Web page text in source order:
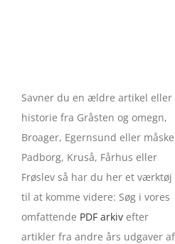
Savner du en ældre artikel eller
historie fra Gråsten og omegn,
Broager, Egernsund eller måske
Padborg, Kruså, Fårhus eller
Frøslev så har du her et værktøj
til at komme videre: Søg i vores
omfattende PDF arkiv efter
artikler fra andre års udgaver af